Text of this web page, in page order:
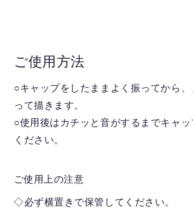
ご使用方法
○キャップをしたままよく振ってから
って描きます。
○使用後はカチッと音がするまでキャ
ください。
ご使用上の注意
◇必ず横置きで保管してください。